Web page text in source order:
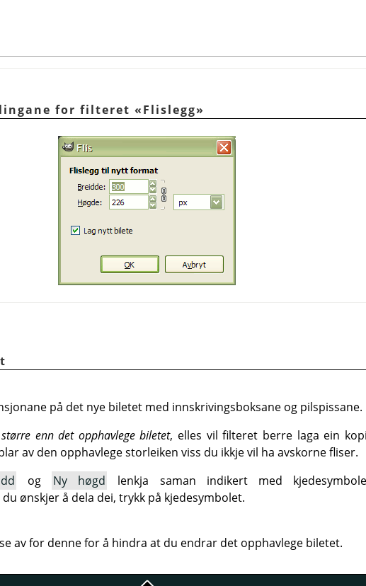
for filteret «Flislegg»
på det nye biletet med innskrivingsboksane og pilspissane.
enn det opphavlege biletet, elles vil filteret berre laga ein
av den opphavlege storleiken viss du ikkje vil ha avskorne fliser.
og Ny høgd lenkja saman indikert med
ønskjer å dela dei, trykk på kjedesymbolet.
av for denne for å hindra at du endrar det opphavlege biletet.